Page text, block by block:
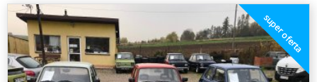
super oferta